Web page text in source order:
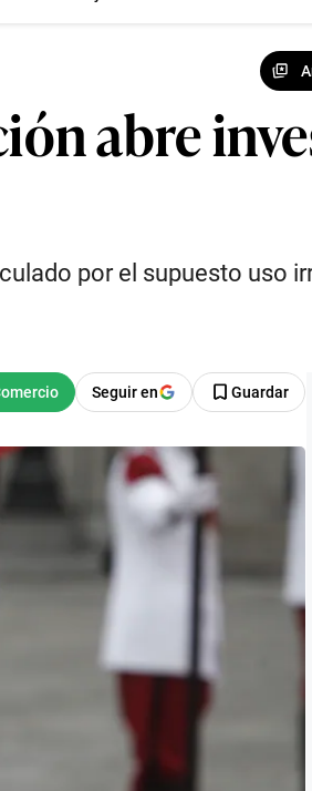
abre
por el supuesto uso
Seguir en Guardar